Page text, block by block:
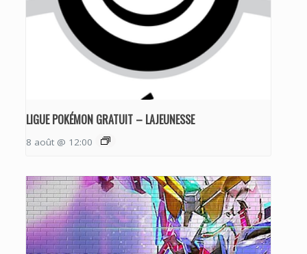
LIGUE POKÉMON GRATUIT – LAJEUNESSE
8 août @ 12:00